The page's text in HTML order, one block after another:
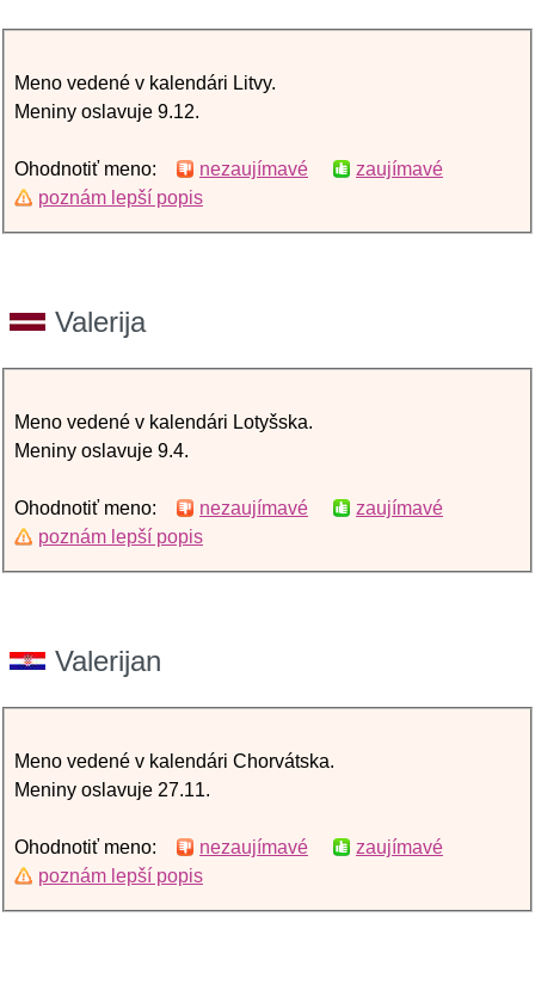
Meno vedené v kalendári Litvy.
Meniny oslavuje 9.12.
Ohodnotiť meno: nezaujímavé
zaujímavé
poznám lepší popis
Valerija
Meno vedené v kalendári Lotyšska.
Meniny oslavuje 9.4.
Ohodnotiť meno: nezaujímavé
zaujímavé
poznám lepší popis
Valerijan
Meno vedené v kalendári Chorvátska.
Meniny oslavuje 27.11.
Ohodnotiť meno: nezaujímavé
zaujímavé
poznám lepší popis